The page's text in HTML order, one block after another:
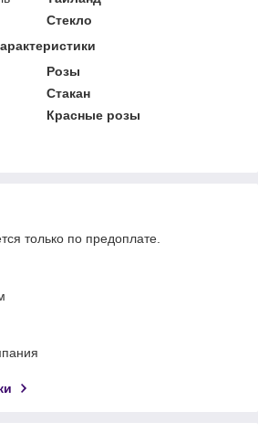
Стекло
Розы
Стакан
Красные розы
только по предоплате.